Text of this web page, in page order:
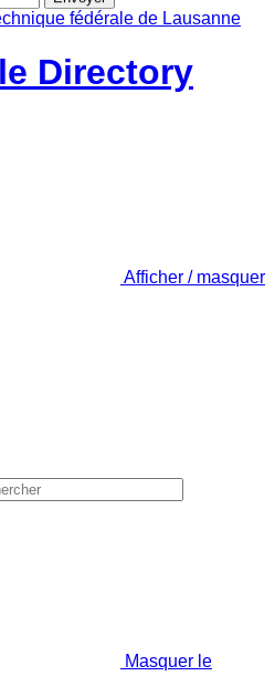
Directory
Afficher / masquer
Masquer le